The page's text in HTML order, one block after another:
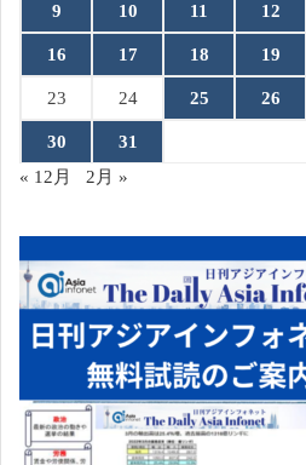
9 10 11 12
16 17 18 19
23 24 25 26
30
31
« 12月
2月 »